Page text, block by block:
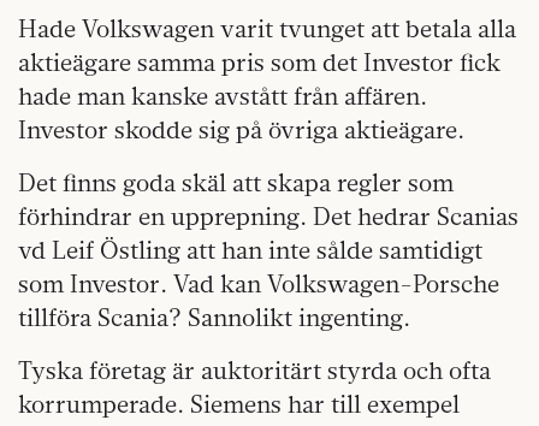
Hade Volkswagen varit tvunget att betala alla
aktieägare samma pris som det Investor fick
hade man kanske avstått från affären.
Investor skodde sig på övriga aktieägare.
Det finns goda skäl att skapa regler som
förhindrar en upprepning. Det hedrar Scanias
vd Leif Östling att han inte sålde samtidigt
som Investor. Vad kan Volkswagen-Porsche
tillföra Scania? Sannolikt ingenting.
Tyska företag är auktoritärt styrda och ofta
korrumperade. Siemens har till exempel